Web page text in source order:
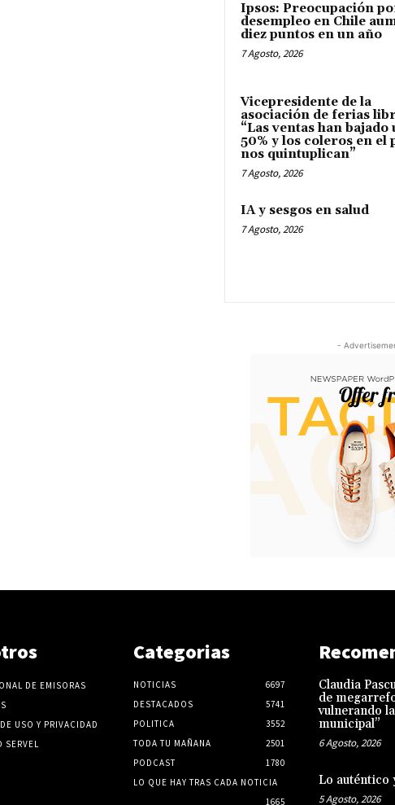
Ipsos: Preocupación
desempleo en Chile
diez puntos en un año
7 Agosto, 2026
Vicepresidente de la
asociación de ferias
“Las ventas han bajado
50% y los coleros en el
nos quintuplican”
7 Agosto, 2026
IA y sesgos en salud
7 Agosto, 2026
-
DE EMISORAS
USO Y PRIVACIDAD
SERVEL
Categorias
NOTICIAS
6697
DESTACADOS
5741
POLITICA
3552
TODA TU MAÑANA
2501
PODCAST
1780
LO QUE HAY TRAS CADA NOTICIA
1665
Claudia
de
vulnerando
municipal”
6 Agosto, 2026
Lo auténtico
5 Agosto, 2026